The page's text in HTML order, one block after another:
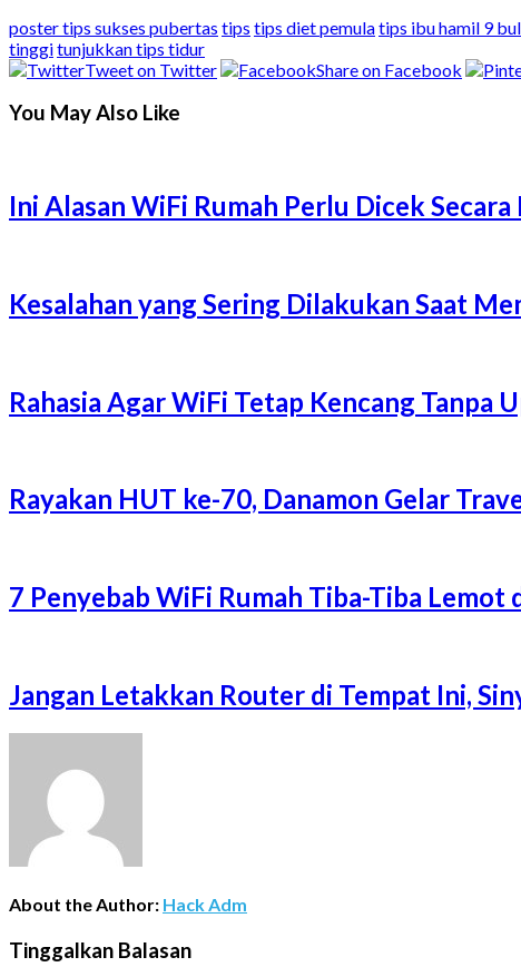
poster tips sukses pubertas tips tips diet pemulatips ibu hamil 9
tinggitunjukkan tips tidur
Tweet on Twitter
Share on Facebook
You May Also Like
Ini Alasan WiFi Rumah Perlu Dicek
Kesalahan yang Sering Dilakukan Saat
Rahasia Agar WiFi Tetap Kencang Tanpa
Rayakan HUT ke-70, Danamon Gelar
7 Penyebab WiFi Rumah Tiba-Tiba Lemot
Jangan Letakkan Router di Tempat Ini,
About the Author: Hack Adm
Tinggalkan Balasan